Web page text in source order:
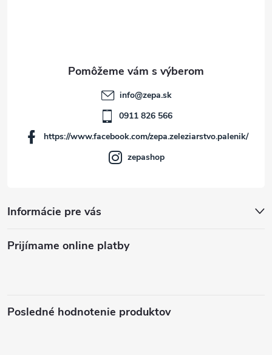
Informácie pre vás
info@zepa.sk
0911 826 566
https://www.facebook.com/zepa.zeleziarstvo.palenik/
zepashop
Prijímame online platby
Posledné hodnotenie produktov